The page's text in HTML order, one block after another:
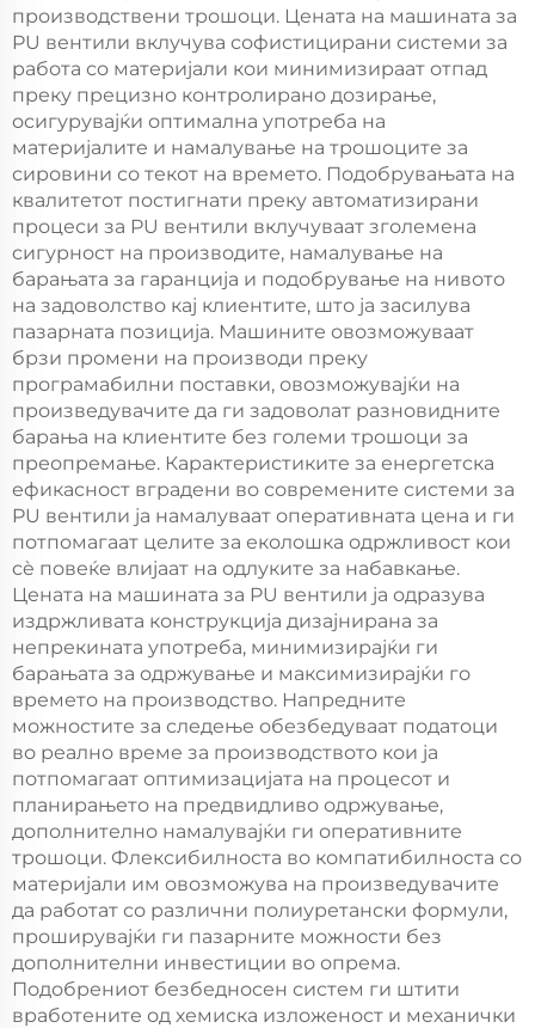
производствени трошоци. Цената на машината за
PU вентили вклучува софистицирани системи за
работа со материјали кои минимизираат отпад
преку прецизно контролирано дозирање,
осигурувајќи оптимална употреба на
материјалите и намалување на трошоците за
сировини со текот на времето. Подобрувањата на
квалитетот постигнати преку автоматизирани
процеси за PU вентили вклучуваат зголемена
сигурност на производите, намалување на
барањата за гаранција и подобрување на нивото
на задоволство кај клиентите, што ја засилува
пазарната позиција. Машините овозможуваат
брзи промени на производи преку
програмабилни поставки, овозможувајќи на
произведувачите да ги задоволат разновидните
барања на клиентите без големи трошоци за
преопремање. Карактеристиките за енергетска
ефикасност вградени во современите системи за
PU вентили ја намалуваат оперативната цена и ги
потпомагаат целите за еколошка одржливост кои
сè повеќе влијаат на одлуките за набавкање.
Цената на машината за PU вентили ја одразува
издржливата конструкција дизајнирана за
непрекината употреба, минимизирајќи ги
барањата за одржување и максимизирајќи го
времето на производство. Напредните
можноститe за следење обезбедуваат податоци
во реално време за производството кои ја
потпомагаат оптимизацијата на процесот и
планирањето на предвидливо одржување,
дополнително намалувајќи ги оперативните
трошоци. Флексибилноста во компатибилноста со
материјали им овозможува на произведувачите
да работат со различни полиуретански формули,
проширувајќи ги пазарните можности без
дополнителни инвестиции во опрема.
Подобрениот безбедносен систем ги штити
вработените од хемиска изложеност и механички